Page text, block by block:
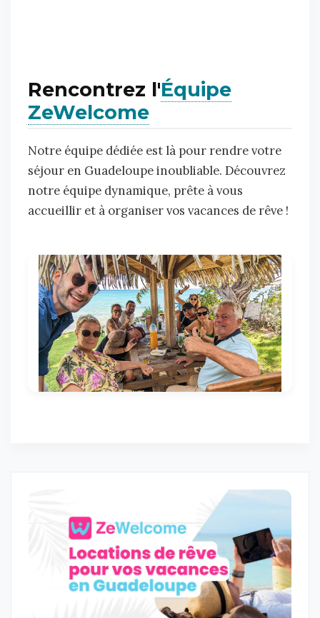
Rencontrez l'Équipe
ZeWelcome
Notre équipe dédiée est là pour rendre votre
séjour en Guadeloupe inoubliable. Découvrez
notre équipe dynamique, prête à vous
accueillir et à organiser vos vacances de rêve !